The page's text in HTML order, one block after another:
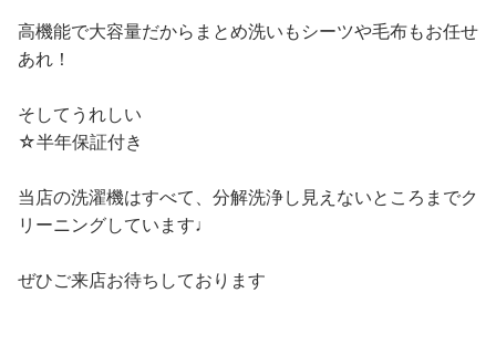
高機能で大容量だからまとめ洗いもシーツや毛布もお任せ
あれ！
そしてうれしい
☆半年保証付き
当店の洗濯機はすべて、分解洗浄し見えないところまでク
リーニングしています♩
ぜひご来店お待ちしております